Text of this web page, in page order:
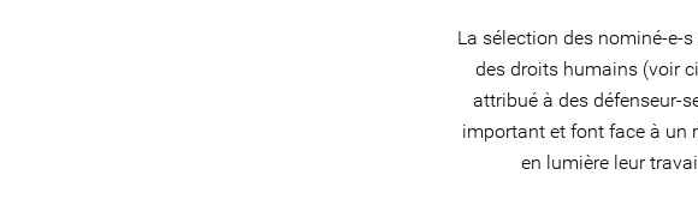
La sélection des nominé-e-
des droits humains (voir
attribué à des défenseur-
important et font face à un
en lumière leur